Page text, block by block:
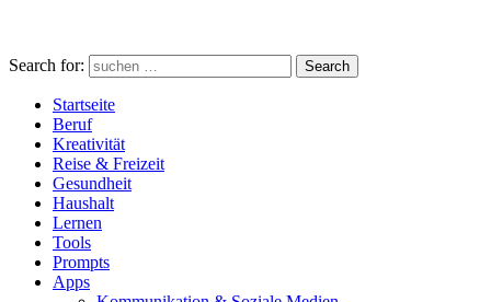
Search for: Search
Startseite
Beruf
Kreativität
Reise & Freizeit
Gesundheit
Haushalt
Lernen
Tools
Prompts
Apps